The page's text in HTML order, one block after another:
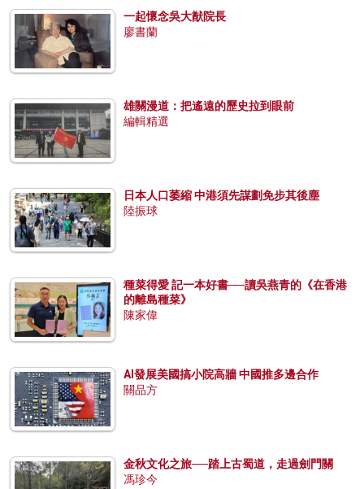
一起懷念吳大猷院長
廖書蘭
雄關漫道：把遙遠的歷史拉到眼前
編輯精選
日本人口萎縮 中港須先謀劃免步其後塵
陸振球
種菜得愛 記一本好書──讀吳燕青的《在香港
的離島種菜》
陳家偉
AI發展美國搞小院高牆 中國推多邊合作
關品方
金秋文化之旅──踏上古蜀道，走過劍門關
馮珍今